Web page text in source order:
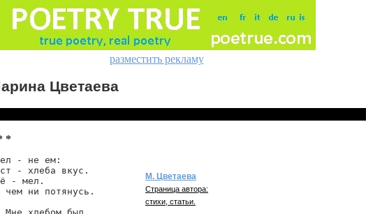
разместить рекламу
Цветаева
*
- не ем:
- хлеба вкус.
- мел.
чем ни потянусь.
М. Цветаева
Страница автора:
стихи, статьи.